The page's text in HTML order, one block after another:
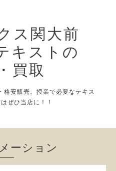
ス関大前
キストの
買取
格安販売。授業で必要なテキス
ぜひ当店に！！
ーション